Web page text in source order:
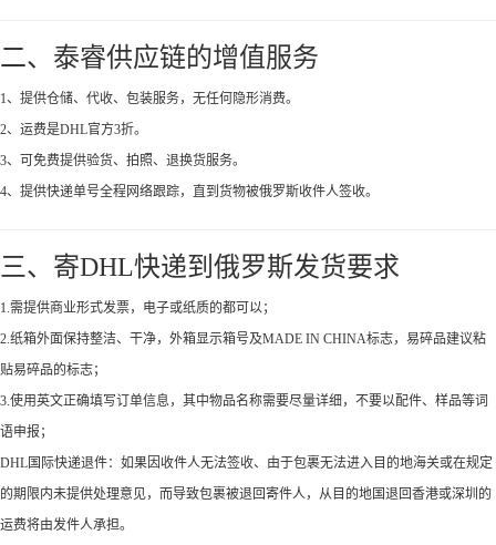
二、泰睿供应链的增值服务
1、提供仓储、代收、包装服务，无任何隐形消费。
2、运费是DHL官方3折。
3、可免费提供验货、拍照、退换货服务。
4、提供快递单号全程网络跟踪，直到货物被俄罗斯收件人签收。
三、寄DHL快递到俄罗斯发货要求
1.需提供商业形式发票，电子或纸质的都可以；
2.纸箱外面保持整洁、干净，外箱显示箱号及MADE IN CHINA标志，易碎品建议粘
贴易碎品的标志；
3.使用英文正确填写订单信息，其中物品名称需要尽量详细，不要以配件、样品等词
语申报；
DHL国际快递退件：如果因收件人无法签收、由于包裹无法进入目的地海关或在规定
的期限内未提供处理意见，而导致包裹被退回寄件人，从目的地国退回香港或深圳的
运费将由发件人承担。